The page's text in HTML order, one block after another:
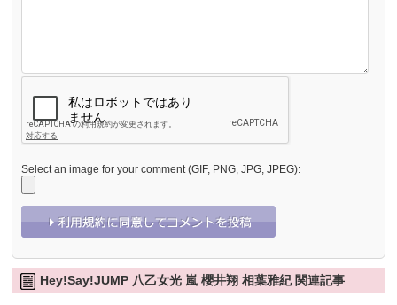
Select an image for your comment (GIF, PNG, JPG, JPEG):
Hey!Say!JUMP 八乙女光 嵐 櫻井翔 相葉雅紀 関連記事